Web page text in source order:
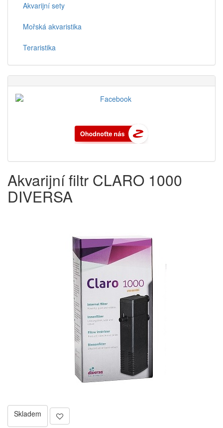
Akvarijní sety
Mořská akvaristika
Teraristika
Akvarijní filtr CLARO 1000
DIVERSA
Skladem